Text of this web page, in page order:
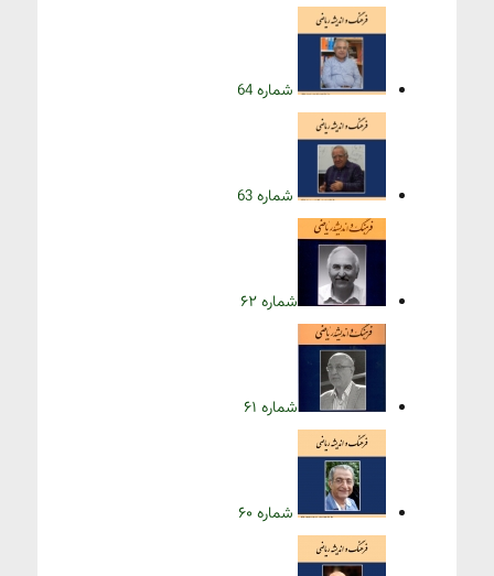
شماره 64
شماره 63
شماره ۶۲
شماره ۶۱
شماره ۶۰